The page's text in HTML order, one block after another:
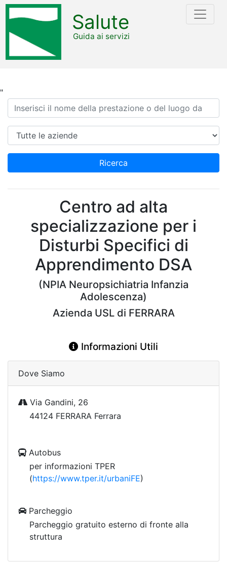
"
Salute
Guida ai servizi
Ricerca
Azienda
Ricerca
Centro ad alta
specializzazione per i
Disturbi Specifici di
Apprendimento DSA
(NPIA Neuropsichiatria Infanzia
Adolescenza)
Azienda USL di FERRARA
Informazioni Utili
Dove Siamo
Via Gandini, 26
44124 FERRARA Ferrara
Autobus
per informazioni TPER
(https://www.tper.it/urbaniFE)
Parcheggio
Parcheggio gratuito esterno di fronte alla
struttura